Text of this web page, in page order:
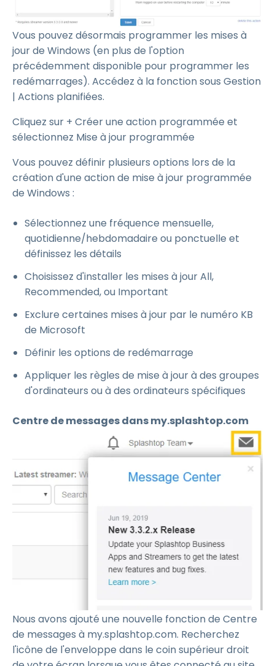
Vous pouvez désormais programmer les mises à
jour de Windows (en plus de l'option
précédemment disponible pour programmer les
redémarrages). Accédez à la fonction sous Gestion
| Actions planifiées.
Cliquez sur + Créer une action programmée et
sélectionnez Mise à jour programmée
Vous pouvez définir plusieurs options lors de la
création d'une action de mise à jour programmée
de Windows :
Sélectionnez une fréquence mensuelle,
quotidienne/hebdomadaire ou ponctuelle et
définissez les détails
Choisissez d'installer les mises à jour All,
Recommended, ou Important
Exclure certaines mises à jour par le numéro KB
de Microsoft
Définir les options de redémarrage
Appliquer les règles de mise à jour à des groupes
d'ordinateurs ou à des ordinateurs spécifiques
Centre de messages dans my.splashtop.com
Nous avons ajouté une nouvelle fonction de Centre
de messages à my.splashtop.com. Recherchez
l'icône de l'enveloppe dans le coin supérieur droit